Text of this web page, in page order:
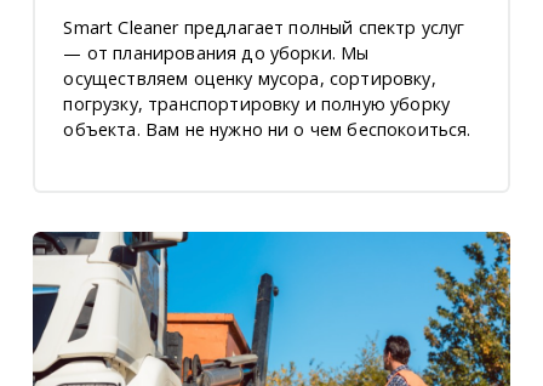
Smart Cleaner предлагает полный спектр услуг
— от планирования до уборки. Мы
осуществляем оценку мусора, сортировку,
погрузку, транспортировку и полную уборку
объекта. Вам не нужно ни о чем беспокоиться.